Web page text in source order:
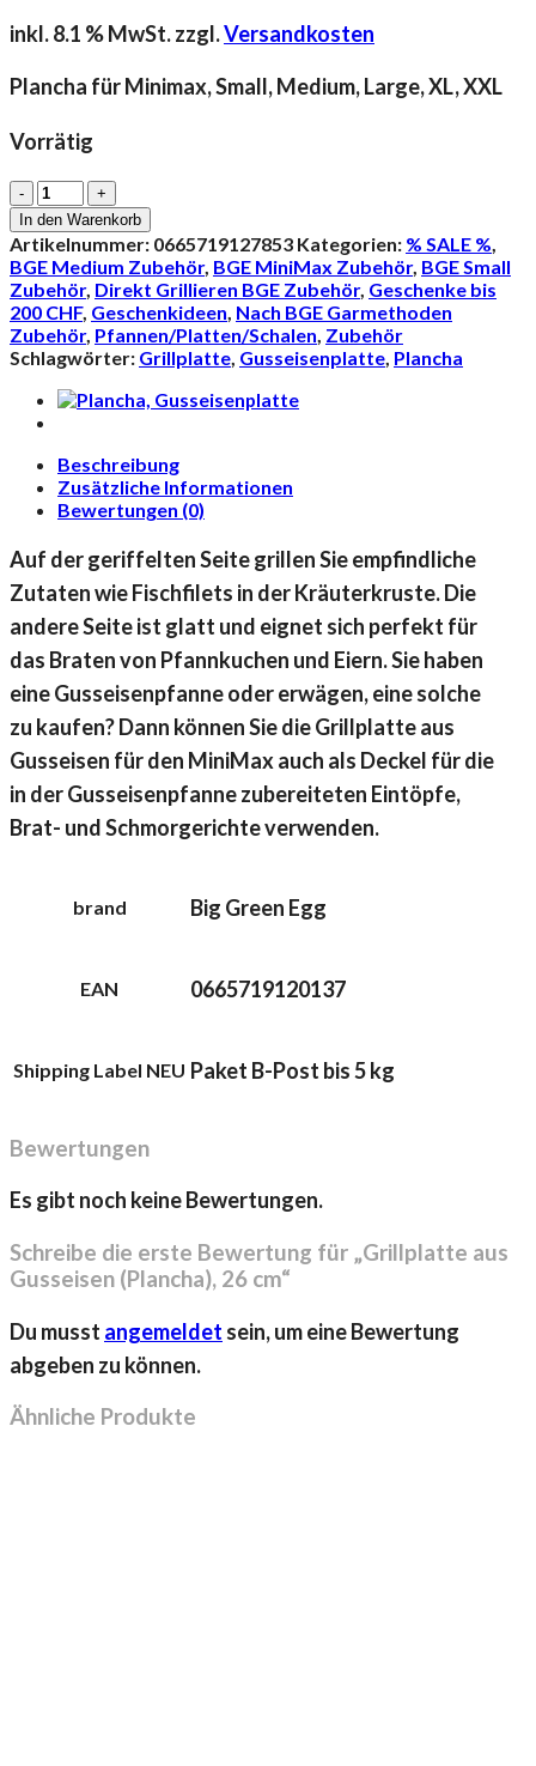
inkl. 8.1 % MwSt.zzgl.Versandkosten
Plancha für Minimax, Small, Medium, Large, XL, XXL
Vorrätig
Grillplatte
aus
Gusseisen
(Plancha),
26
cm
Menge
In den Warenkorb
Artikelnummer: 0665719127853 Kategorien: % SALE %,
BGE Medium Zubehör, BGE MiniMax Zubehör, BGE Small
Zubehör, Direkt Grillieren BGE Zubehör, Geschenke bis
200 CHF, Geschenkideen, Nach BGE Garmethoden
Zubehör, Pfannen/Platten/Schalen, Zubehör
Schlagwörter: Grillplatte, Gusseisenplatte, Plancha
Beschreibung
Zusätzliche Informationen
Bewertungen (0)
Auf der geriffelten Seite grillen Sie empfindliche
Zutaten wie Fischfilets in der Kräuterkruste. Die
andere Seite ist glatt und eignet sich perfekt für
das Braten von Pfannkuchen und Eiern. Sie haben
eine Gusseisenpfanne oder erwägen, eine solche
zu kaufen? Dann können Sie die Grillplatte aus
Gusseisen für den MiniMax auch als Deckel für die
in der Gusseisenpfanne zubereiteten Eintöpfe,
Brat- und Schmorgerichte verwenden.
brand Big Green Egg
EAN 0665719120137
Shipping Label NEU Paket B-Post bis 5 kg
Bewertungen
Es gibt noch keine Bewertungen.
Schreibe die erste Bewertung für „Grillplatte aus
Gusseisen (Plancha), 26 cm“
Du musst angemeldet sein, um eine Bewertung
abgeben zu können.
Ähnliche Produkte